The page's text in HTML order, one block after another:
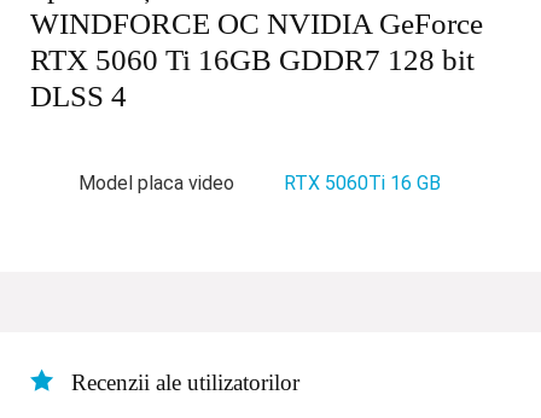
WINDFORCE OC NVIDIA GeForce
RTX 5060 Ti 16GB GDDR7 128 bit
DLSS 4
Model placa video RTX 5060Ti 16 GB
Recenzii ale utilizatorilor